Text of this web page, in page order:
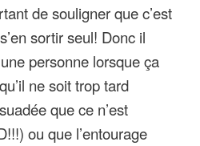
de souligner que c’est
sortir seul! Donc il
personne lorsque ça
ne soit trop tard
que ce n’est
ou que l’entourage